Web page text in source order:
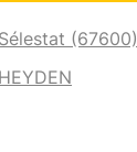
Sélestat (67600)